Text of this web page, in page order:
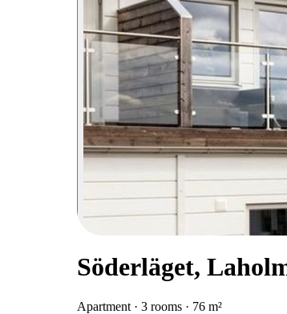
Söderläget,
Apartment · 3 rooms · 76 m²